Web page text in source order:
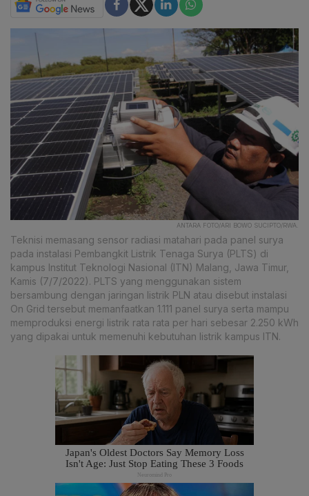
ANTARA FOTO/ARI BOWO SUCIPTO/RWA.
Teknisi memasang sensor radiasi matahari pada panel surya
pada instalasi Pembangkit Listrik Tenaga Surya (PLTS) di
kampus Institut Teknologi Nasional (ITN) Malang, Jawa Timur,
Kamis (7/7/2022). PLTS yang menggunakan sistem
bersambung dengan jaringan listrik PLN atau disebut instalasi
On Grid tersebut memanfaatkan 1.111 panel surya serta mampu
memproduksi energi listrik rata rata per hari sebesar 2.250 kWh
yang dipakai untuk memenuhi kebutuhan listrik kampus ITN.